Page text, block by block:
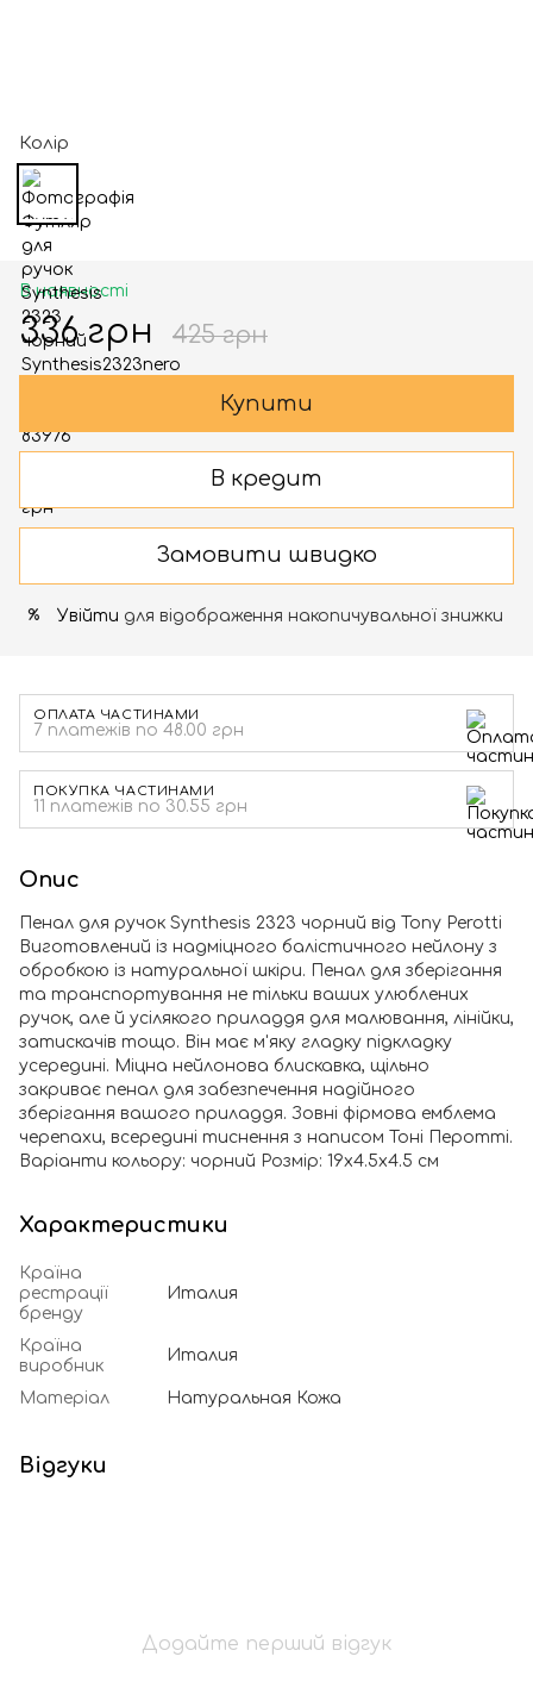
Колір
В наявності
336 грн 425 грн
Купити
В кредит
Замовити швидко
% Увійти для відображення накопичувальної знижки
ОПЛАТА ЧАСТИНАМИ
7 платежів по 48.00 грн
ПОКУПКА ЧАСТИНАМИ
11 платежів по 30.55 грн
Опис
Пенал для ручок Synthesis 2323 чорний від Tony Perotti
Виготовлений із надміцного балістичного нейлону з
обробкою із натуральної шкіри. Пенал для зберігання
та транспортування не тільки ваших улюблених
ручок, але й усілякого приладдя для малювання, лінійки,
затискачів тощо. Він має м'яку гладку підкладку
усередині. Міцна нейлонова блискавка, щільно
закриває пенал для забезпечення надійного
зберігання вашого приладдя. Зовні фірмова емблема
черепахи, всередині тиснення з написом Тоні Перотті.
Варіанти кольору: чорний Розмір: 19х4.5х4.5 см
Характеристики
Країна
рестрації
бренду
Италия
Країна
виробник
Италия
Матеріал Натуральная Кожа
Відгуки
Додайте перший відгук